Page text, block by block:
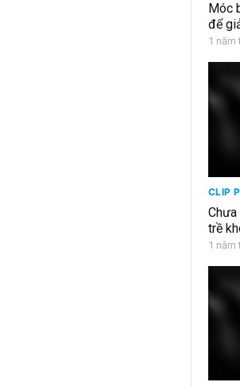
Móc
để
1 năm
CLIP
trề
1 năm